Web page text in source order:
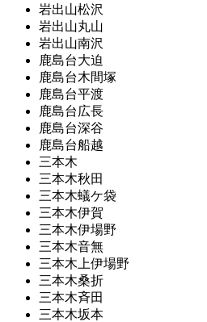
岩出山松沢
岩出山丸山
岩出山南沢
鹿島台大迫
鹿島台木間塚
鹿島台平渡
鹿島台広長
鹿島台深谷
鹿島台船越
三本木
三本木秋田
三本木蟻ケ袋
三本木伊賀
三本木伊場野
三本木音無
三本木上伊場野
三本木桑折
三本木斉田
三本木坂本